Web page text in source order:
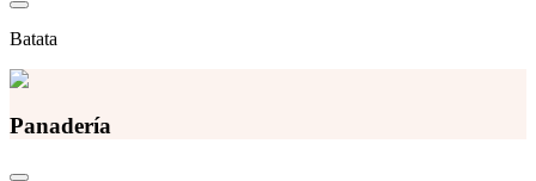
Batata
Panadería